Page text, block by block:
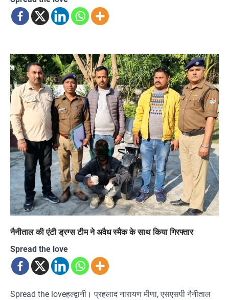
नैनीताल की एंटी ड्रग्स टीम ने अवैध स्मैक के साथ किया गिरफ्तार
Spread the love
Spread the loveहल्द्वानी। प्रहलाद नारायण मीणा, एसएसपी नैनीताल